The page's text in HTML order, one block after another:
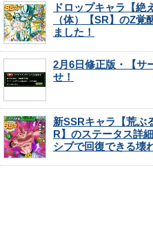
ドロップキャラ【絶
（体）【SR】のZ
ました！
2月6日修正版・【サ
せ！
新SSRキャラ【荒ぶ
R】のステータス詳
シブで回復できる壊